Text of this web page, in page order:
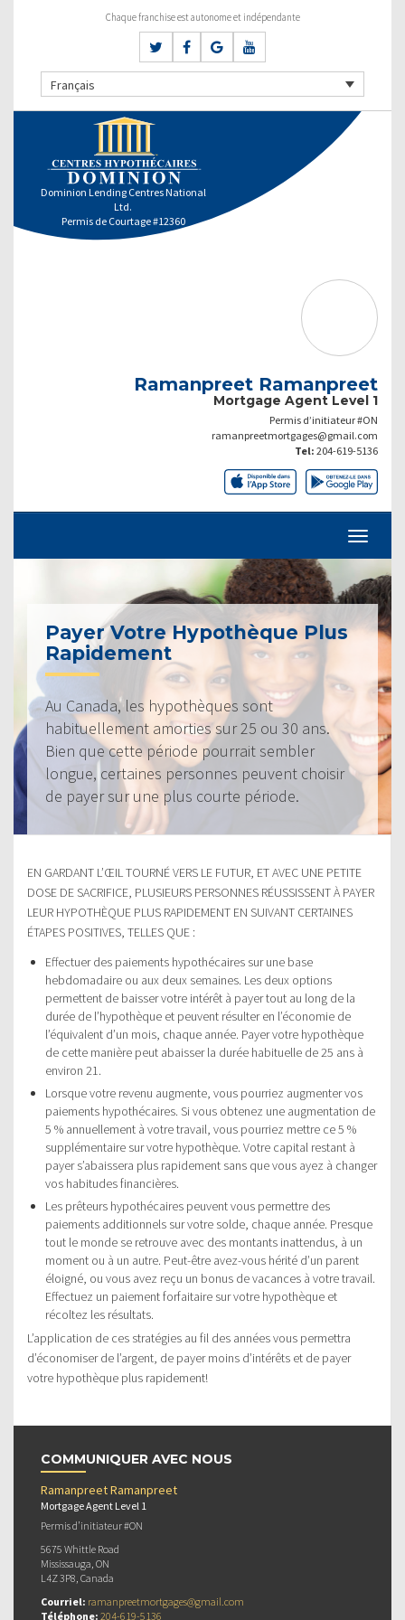
Chaque franchise est autonome et indépendante
Français
Dominion Lending Centres National
Ltd.
Permis de Courtage #12360
Ramanpreet Ramanpreet
Mortgage Agent Level 1
Permis d’initiateur #ON
ramanpreetmortgages@gmail.com
Tel: 204-619-5136
Payer Votre Hypothèque Plus
Rapidement
Au Canada, les hypothèques sont
habituellement amorties sur 25 ou 30 ans.
Bien que cette période pourrait sembler
longue, certaines personnes peuvent choisir
de payer sur une plus courte période.
EN GARDANT L’ŒIL TOURNÉ VERS LE FUTUR, ET AVEC UNE PETITE
DOSE DE SACRIFICE, PLUSIEURS PERSONNES RÉUSSISSENT À PAYER
LEUR HYPOTHÈQUE PLUS RAPIDEMENT EN SUIVANT CERTAINES
ÉTAPES POSITIVES, TELLES QUE :
Effectuer des paiements hypothécaires sur une base
hebdomadaire ou aux deux semaines. Les deux options
permettent de baisser votre intérêt à payer tout au long de la
durée de l’hypothèque et peuvent résulter en l’économie de
l’équivalent d’un mois, chaque année. Payer votre hypothèque
de cette manière peut abaisser la durée habituelle de 25 ans à
environ 21.
Lorsque votre revenu augmente, vous pourriez augmenter vos
paiements hypothécaires. Si vous obtenez une augmentation de
5 % annuellement à votre travail, vous pourriez mettre ce 5 %
supplémentaire sur votre hypothèque. Votre capital restant à
payer s’abaissera plus rapidement sans que vous ayez à changer
vos habitudes financières.
Les prêteurs hypothécaires peuvent vous permettre des
paiements additionnels sur votre solde, chaque année. Presque
tout le monde se retrouve avec des montants inattendus, à un
moment ou à un autre. Peut-être avez-vous hérité d’un parent
éloigné, ou vous avez reçu un bonus de vacances à votre travail.
Effectuez un paiement forfaitaire sur votre hypothèque et
récoltez les résultats.
L’application de ces stratégies au fil des années vous permettra
d’économiser de l’argent, de payer moins d’intérêts et de payer
votre hypothèque plus rapidement!
COMMUNIQUER AVEC NOUS
Ramanpreet Ramanpreet
Mortgage Agent Level 1
Permis d’initiateur #ON
5675 Whittle Road
Mississauga, ON
L4Z 3P8, Canada
Courriel: ramanpreetmortgages@gmail.com
Téléphone: 204-619-5136